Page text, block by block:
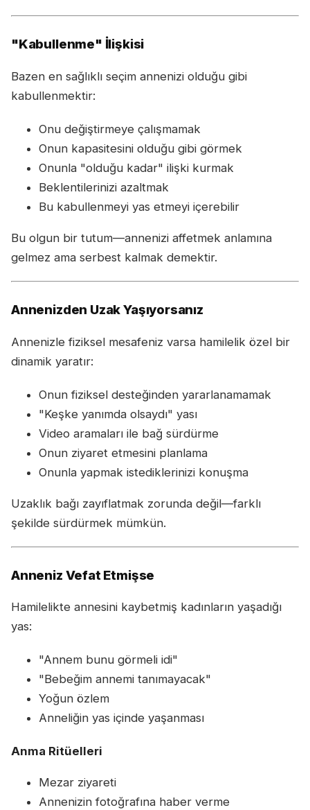
"Kabullenme" İlişkisi
Bazen en sağlıklı seçim annenizi olduğu gibi
kabullenmektir:
Onu değiştirmeye çalışmamak
Onun kapasitesini olduğu gibi görmek
Onunla "olduğu kadar" ilişki kurmak
Beklentilerinizi azaltmak
Bu kabullenmeyi yas etmeyi içerebilir
Bu olgun bir tutum—annenizi affetmek anlamına
gelmez ama serbest kalmak demektir.
Annenizden Uzak Yaşıyorsanız
Annenizle fiziksel mesafeniz varsa hamilelik özel bir
dinamik yaratır:
Onun fiziksel desteğinden yararlanamamak
"Keşke yanımda olsaydı" yası
Video aramaları ile bağ sürdürme
Onun ziyaret etmesini planlama
Onunla yapmak istediklerinizi konuşma
Uzaklık bağı zayıflatmak zorunda değil—farklı
şekilde sürdürmek mümkün.
Anneniz Vefat Etmişse
Hamilelikte annesini kaybetmiş kadınların yaşadığı
yas:
"Annem bunu görmeli idi"
"Bebeğim annemi tanımayacak"
Yoğun özlem
Anneliğin yas içinde yaşanması
Anma Ritüelleri
Mezar ziyareti
Annenizin fotoğrafına haber verme